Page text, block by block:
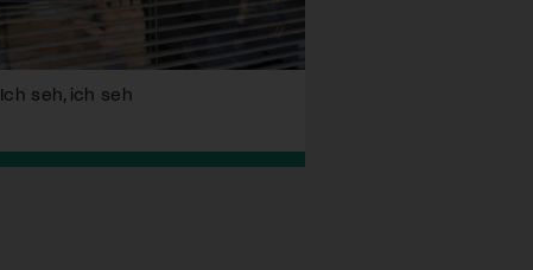
Ich seh, ich seh